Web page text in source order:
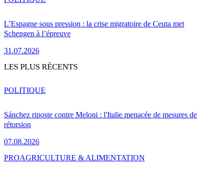
L’Espagne sous pression : la crise migratoire de Ceuta met
Schengen à l’épreuve
31.07.2026
LES PLUS RÉCENTS
Sánchez riposte contre Meloni : l'Italie menacée de mesures de
rétorsion
07.08.2026
POLITIQUE
PROAGRICULTURE & ALIMENTATION